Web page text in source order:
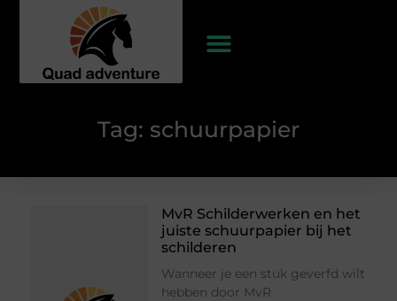
Tag: schuurpapier
MvR Schilderwerken en het
juiste schuurpapier bij het
schilderen
Wanneer je een stuk geverfd wilt
hebben door MvR